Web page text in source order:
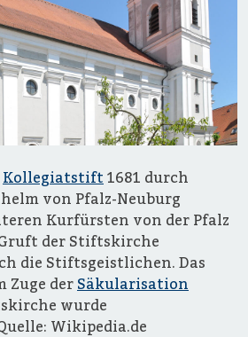
Kollegiatstift 1681 durch
von Pfalz-Neuburg
Kurfürsten von der Pfalz
Gruft der Stiftskirche
die Stiftsgeistlichen. Das
Zuge der Säkularisation
wurde
Wikipedia.de